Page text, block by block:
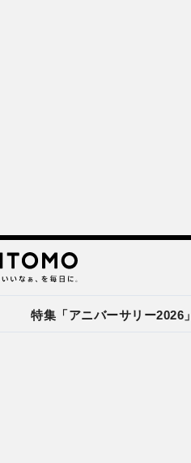
特集「アニバーサリー2026」